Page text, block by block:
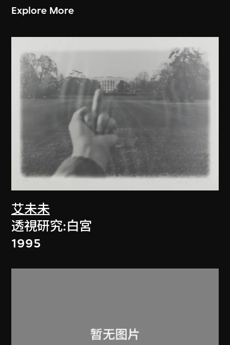
Explore More
艾未未
透視研究:白宮
1995